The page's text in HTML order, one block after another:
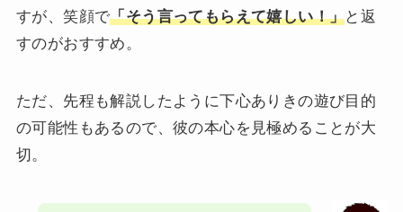
すが、笑顔で「そう言ってもらえて嬉しい！」と返
すのがおすすめ。
ただ、先程も解説したように下心ありきの遊び目的
の可能性もあるので、彼の本心を見極めることが大
切。